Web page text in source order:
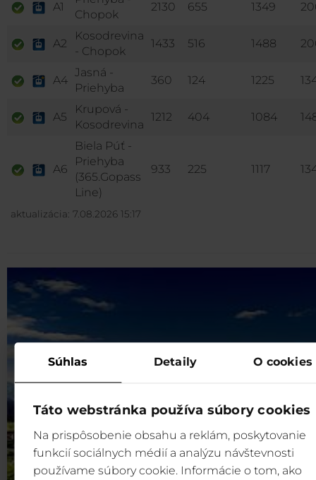
Súhlas Detaily O cookies
Táto webstránka používa súbory cookies
Na prispôsobenie obsahu a reklám, poskytovanie
funkcií sociálnych médií a analýzu návštevnosti
používame súbory cookie. Informácie o tom, ako
A1
Chopok
2130 655 1349
A2
Kosodrevina
- Chopok
1433 516 1488
A4
Jasná -
Priehyba
360 124 1225
A5
Krupová -
Kosodrevina
1212 404 1084
A6
Biela Púť -
Priehyba
(365.Gopass
Line)
933 225 1117
aktualizácia: 7.08.2026 15:17